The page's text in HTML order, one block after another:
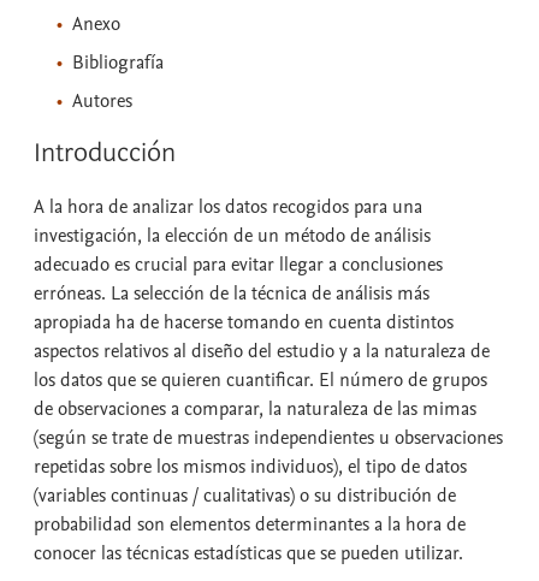
Anexo
Bibliografía
Autores
Introducción
A la hora de analizar los datos recogidos para una
investigación, la elección de un método de análisis
adecuado es crucial para evitar llegar a conclusiones
erróneas. La selección de la técnica de análisis más
apropiada ha de hacerse tomando en cuenta distintos
aspectos relativos al diseño del estudio y a la naturaleza de
los datos que se quieren cuantificar. El número de grupos
de observaciones a comparar, la naturaleza de las mimas
(según se trate de muestras independientes u observaciones
repetidas sobre los mismos individuos), el tipo de datos
(variables continuas / cualitativas) o su distribución de
probabilidad son elementos determinantes a la hora de
conocer las técnicas estadísticas que se pueden utilizar.